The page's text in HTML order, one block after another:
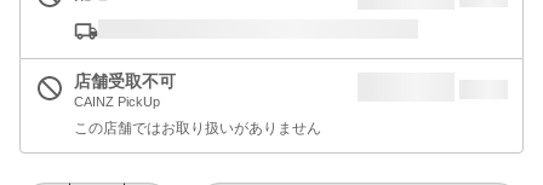
店舗受取不可
CAINZ PickUp
この店舗ではお取り扱いがありません